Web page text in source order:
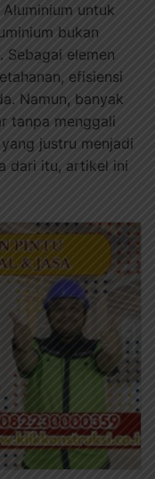
untuk
bukan
Sebagai elemen
efisiensi
Namun, banyak
tanpa menggali
justru menjadi
dari itu, artikel ini